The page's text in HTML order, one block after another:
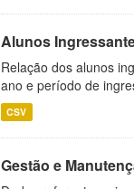
Alunos
Relação dos alunos
ano e período de
CSV
Gestão e